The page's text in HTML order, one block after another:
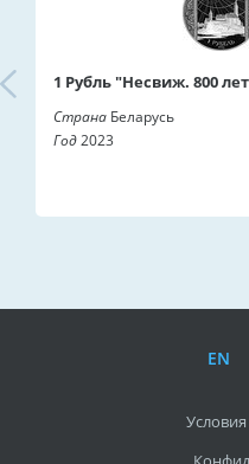
1 Рубль "Несвиж. 800
Страна Беларусь
Год2023
EN